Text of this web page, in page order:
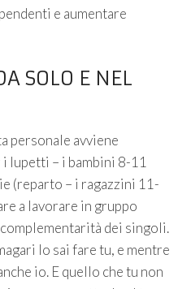
e aumentare
SOLO E NEL
personale avviene
lupetti – i bambini 8-11
(reparto – i ragazzini 11-
a lavorare in gruppo
dei singoli.
lo sai fare tu, e mentre
io. E quello che tu non